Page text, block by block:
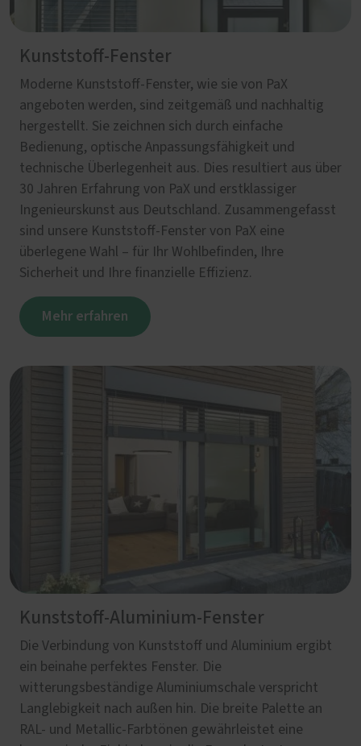
Kunststoff-Fenster
Moderne Kunststoff-Fenster, wie sie von PaX
angeboten werden, sind zeitgemäß und nachhaltig
hergestellt. Sie zeichnen sich durch einfache
Bedienung, optische Anpassungsfähigkeit und
technische Überlegenheit aus. Dies resultiert aus über
30 Jahren Erfahrung von PaX und erstklassiger
Ingenieurskunst aus Deutschland. Zusammengefasst
sind unsere Kunststoff-Fenster von PaX eine
überlegene Wahl – für Ihr Wohlbefinden, Ihre
Sicherheit und Ihre finanzielle Effizienz.
Mehr erfahren
Kunststoff-Aluminium-Fenster
Die Verbindung von Kunststoff und Aluminium ergibt
ein beinahe perfektes Fenster. Die
witterungsbeständige Aluminiumschale verspricht
Langlebigkeit nach außen hin. Die breite Palette an
RAL- und Metallic-Farbtönen gewährleistet eine